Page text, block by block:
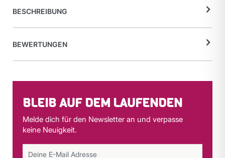
BESCHREIBUNG
BEWERTUNGEN
BLEIB AUF DEM LAUFENDEN
Melde dich für den Newsletter an und verpasse
keine Neuigkeit.